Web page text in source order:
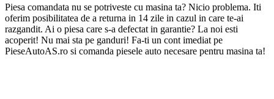
Piesa comandata nu se potriveste cu masina ta? Nicio problema. Iti
oferim posibilitatea de a returna in 14 zile in cazul in care te-ai
razgandit. Ai o piesa care s-a defectat in garantie? La noi esti
acoperit! Nu mai sta pe ganduri! Fa-ti un cont imediat pe
PieseAutoAS.ro si comanda piesele auto necesare pentru masina ta!